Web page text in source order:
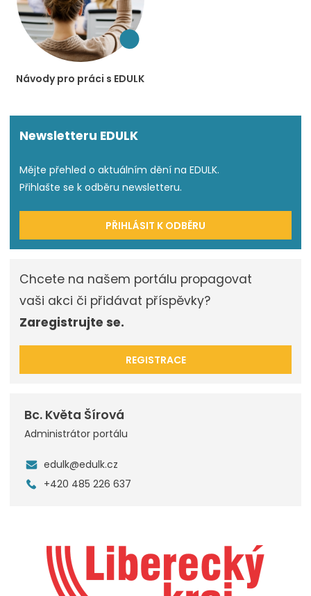
Návody pro práci s EDULK
Newsletteru EDULK
Mějte přehled o aktuálním dění na EDULK.
Přihlašte se k odběru newsletteru.
PŘIHLÁSIT K ODBĚRU
Chcete na našem portálu propagovat
vaši akci či přidávat příspěvky?
Zaregistrujte se.
REGISTRACE
Bc. Květa Šírová
Administrátor portálu
edulk@edulk.cz
+420 485 226 637